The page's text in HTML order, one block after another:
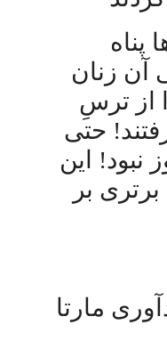
پناه
آن زنان
از ترسِ
حتی
تجاوز نبود! این
بر
مارتا